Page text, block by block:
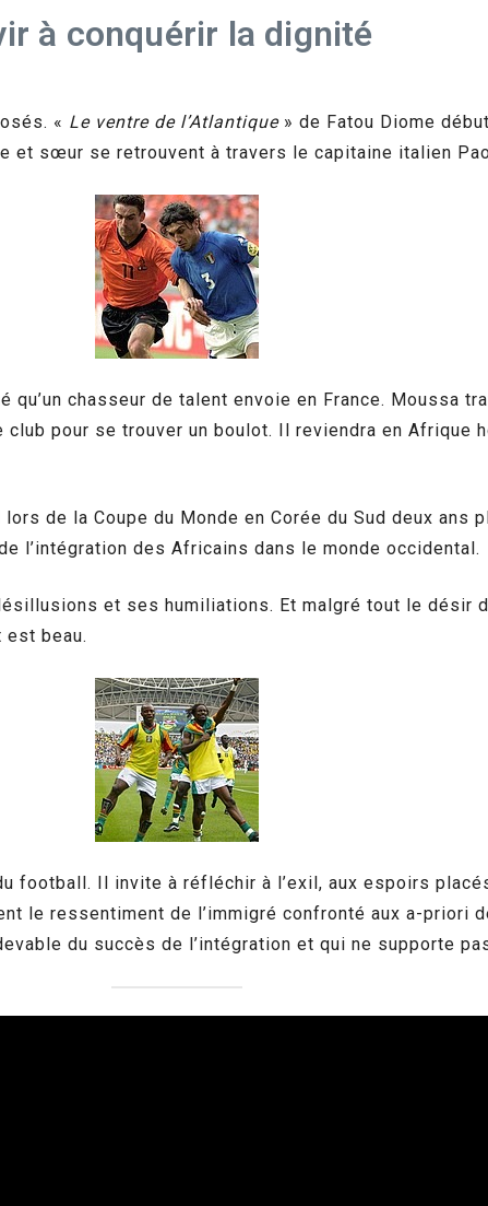
à conquérir la dignité
« Le ventre de l’Atlantique» de Fatou Diome
et sœur se retrouvent à travers le capitaine italien
chasseur de talent envoie en France. Moussa
pour se trouver un boulot. Il reviendra en Afrique
de la Coupe du Monde en Corée du Sud deux ans
l’intégration des Africains dans le monde occidental.
et ses humiliations. Et malgré tout le désir
est beau.
football. Il invite à réfléchir à l’exil, aux espoirs
le ressentiment de l’immigré confronté aux a-priori
du succès de l’intégration et qui ne supporte pas